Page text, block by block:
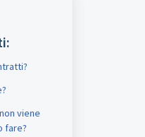
viene
fare?